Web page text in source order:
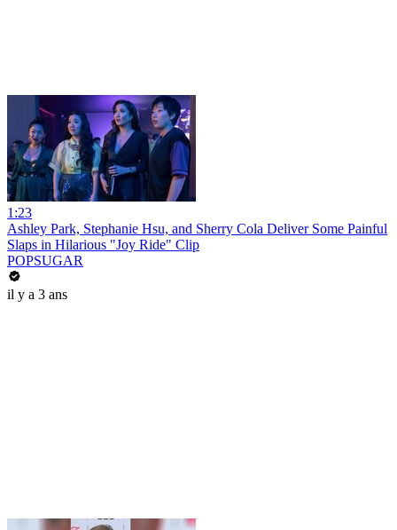
1:23
Ashley Park, Stephanie Hsu, and Sherry Cola Deliver Some Painful
Slaps in Hilarious "Joy Ride" Clip
POPSUGAR
il y a 3 ans